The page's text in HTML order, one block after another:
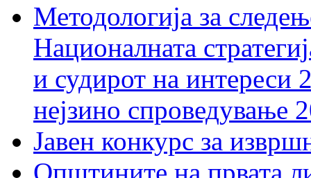
Методологија за
Националната
и судирот на интереси
нејзино спроведување
Јавен конкурс за
Општините на првата